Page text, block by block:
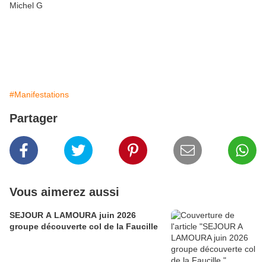
Michel G
#Manifestations
Partager
Vous aimerez aussi
SEJOUR A LAMOURA juin 2026
groupe découverte col de la Faucille